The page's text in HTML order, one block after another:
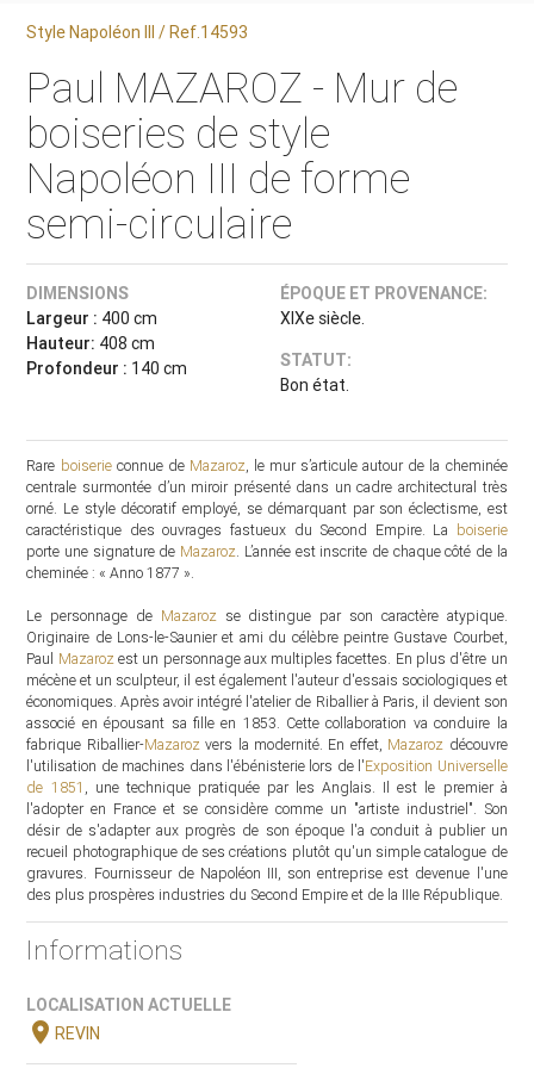
Style Napoléon III / Ref.14593
Paul MAZAROZ - Mur de
boiseries de style
Napoléon III de forme
semi-circulaire
DIMENSIONS
Largeur : 400 cm
Hauteur: 408 cm
Profondeur : 140 cm
ÉPOQUE ET PROVENANCE:
XIXe siècle.
STATUT:
Bon état.
Rare boiserieconnue de Mazaroz, le mur s’articule autour de la cheminée
centrale surmontée d’un miroir présenté dans un cadre architectural très
orné. Le style décoratif employé, se démarquant par son éclectisme, est
caractéristique des ouvrages fastueux du Second Empire. La boiserie
porte une signature de Mazaroz. L’année est inscrite de chaque côté de la
cheminée : « Anno 1877 ».
Le personnage de Mazarozse distingue par son caractère atypique.
Originaire de Lons-le-Saunier et ami du célèbre peintre Gustave Courbet,
Paul Mazarozest un personnage aux multiples facettes. En plus d'être un
mécène et un sculpteur, il est également l'auteur d'essais sociologiques et
économiques. Après avoir intégré l'atelier de Riballier à Paris, il devient son
associé en épousant sa fille en 1853. Cette collaboration va conduire la
fabrique Riballier-Mazarozvers la modernité. En effet, Mazaroz découvre
l'utilisation de machines dans l'ébénisterie lors de l'Exposition Universelle
de 1851 , une technique pratiquée par les Anglais. Il est le premier à
l'adopter en France et se considère comme un "artiste industriel". Son
désir de s'adapter aux progrès de son époque l'a conduit à publier un
recueil photographique de ses créations plutôt qu'un simple catalogue de
gravures. Fournisseur de Napoléon III, son entreprise est devenue l'une
des plus prospères industries du Second Empire et de la IIIe République.
Informations
LOCALISATION ACTUELLE
location_onREVIN